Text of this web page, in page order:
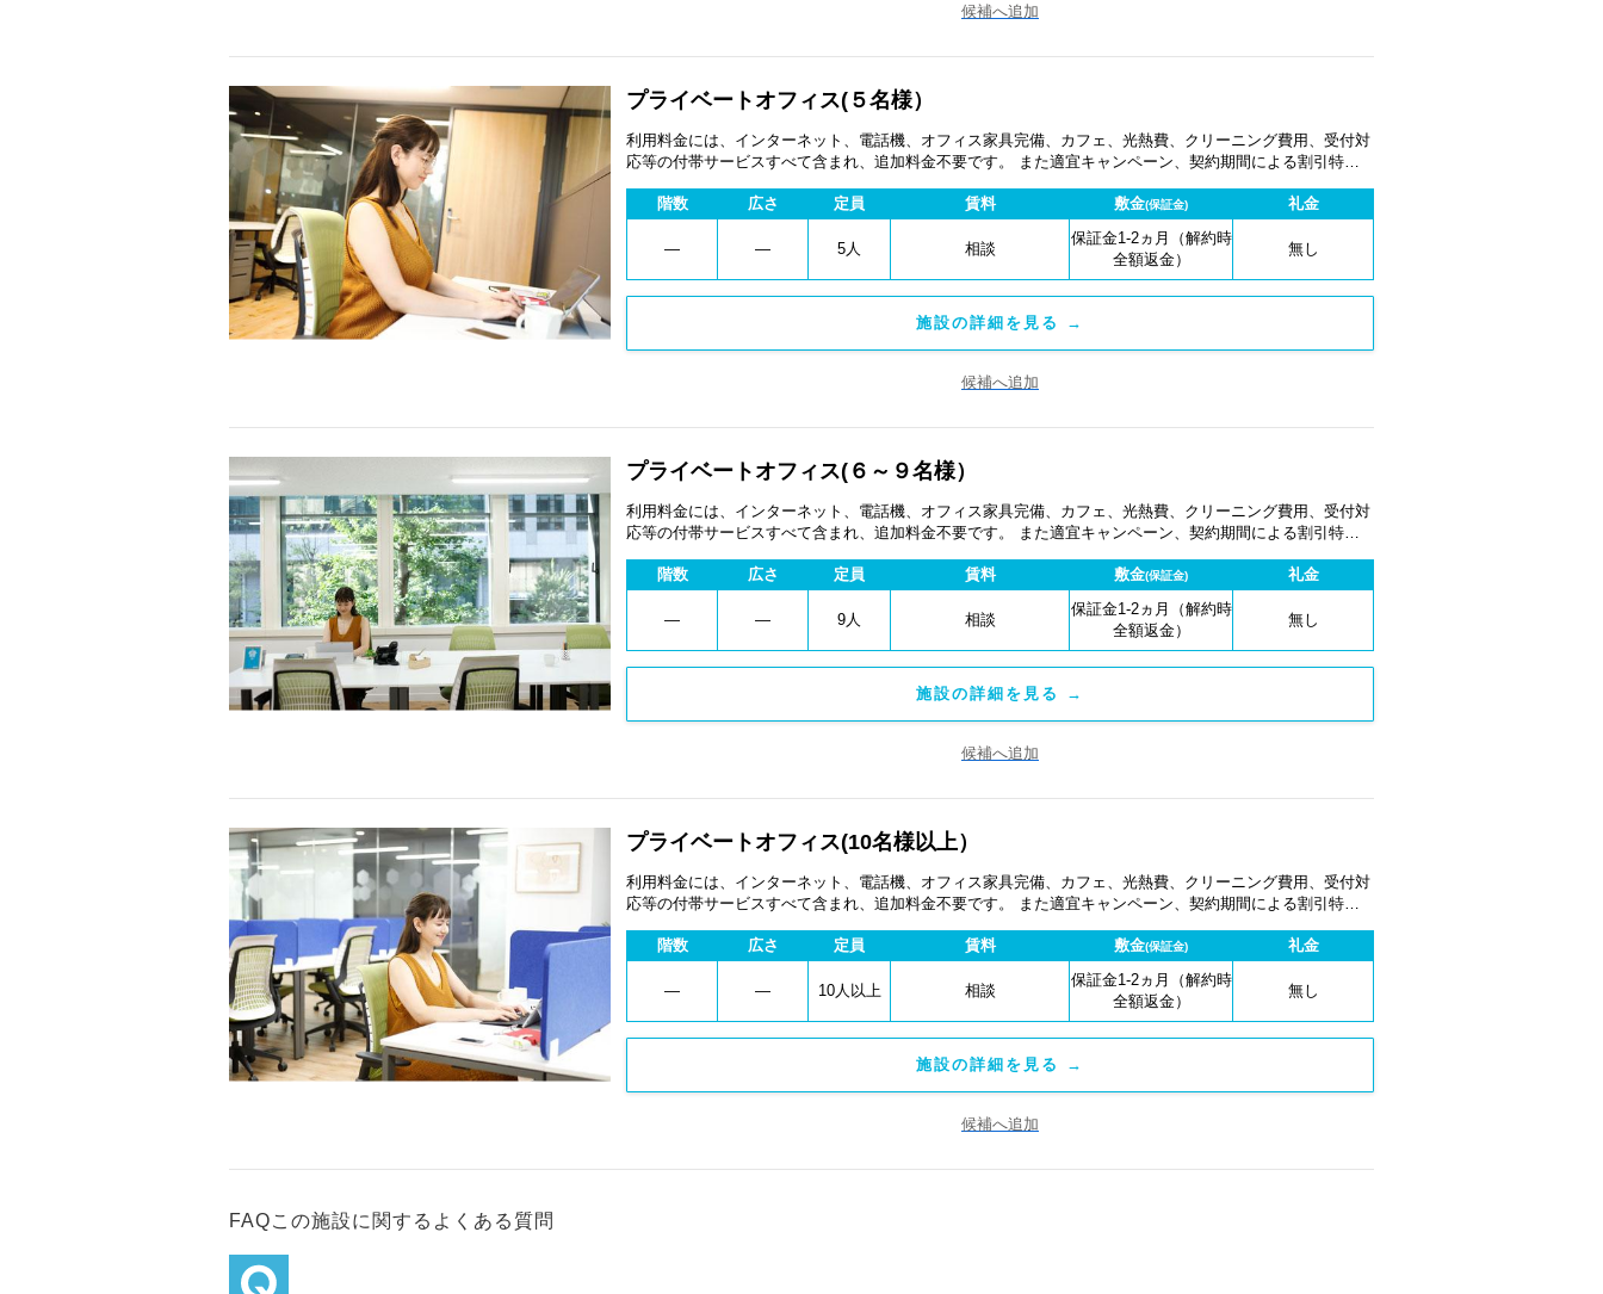
候補へ追加
プライベートオフィス(５名様）
利用料金には、インターネット、電話機、オフィス家具完備、カフェ、光熱費、クリーニング費用、受付対
応等の付帯サービスすべて含まれ、追加料金不要です。 また適宜キャンペーン、契約期間による割引特典
階数
広さ 定員 賃料 敷金(保証金) 礼金
― ― 5人 相談
保証金1-2ヵ月（解約時
全額返金）
無し
施設の詳細を見る →
候補へ追加
プライベートオフィス(６～９名様）
利用料金には、インターネット、電話機、オフィス家具完備、カフェ、光熱費、クリーニング費用、受付対
応等の付帯サービスすべて含まれ、追加料金不要です。 また適宜キャンペーン、契約期間による割引特典
階数
広さ 定員 賃料 敷金(保証金) 礼金
― ― 9人 相談
保証金1-2ヵ月（解約時
全額返金）
無し
施設の詳細を見る →
候補へ追加
プライベートオフィス(10名様以上）
利用料金には、インターネット、電話機、オフィス家具完備、カフェ、光熱費、クリーニング費用、受付対
応等の付帯サービスすべて含まれ、追加料金不要です。 また適宜キャンペーン、契約期間による割引特典
階数
広さ 定員 賃料 敷金(保証金) 礼金
― ― 10人以上 相談
保証金1-2ヵ月（解約時
全額返金）
無し
施設の詳細を見る →
候補へ追加
FAQこの施設に関するよくある質問